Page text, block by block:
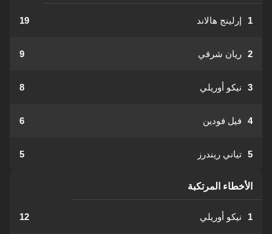
1 إرلينج هالاند 19
2 ريان شرقي 9
3 نيكو أوريلي 8
4 فيل فودين 6
5 تياني ريندرز 5
الأخطاء المرتكبة
1 نيكو أوريلي 12